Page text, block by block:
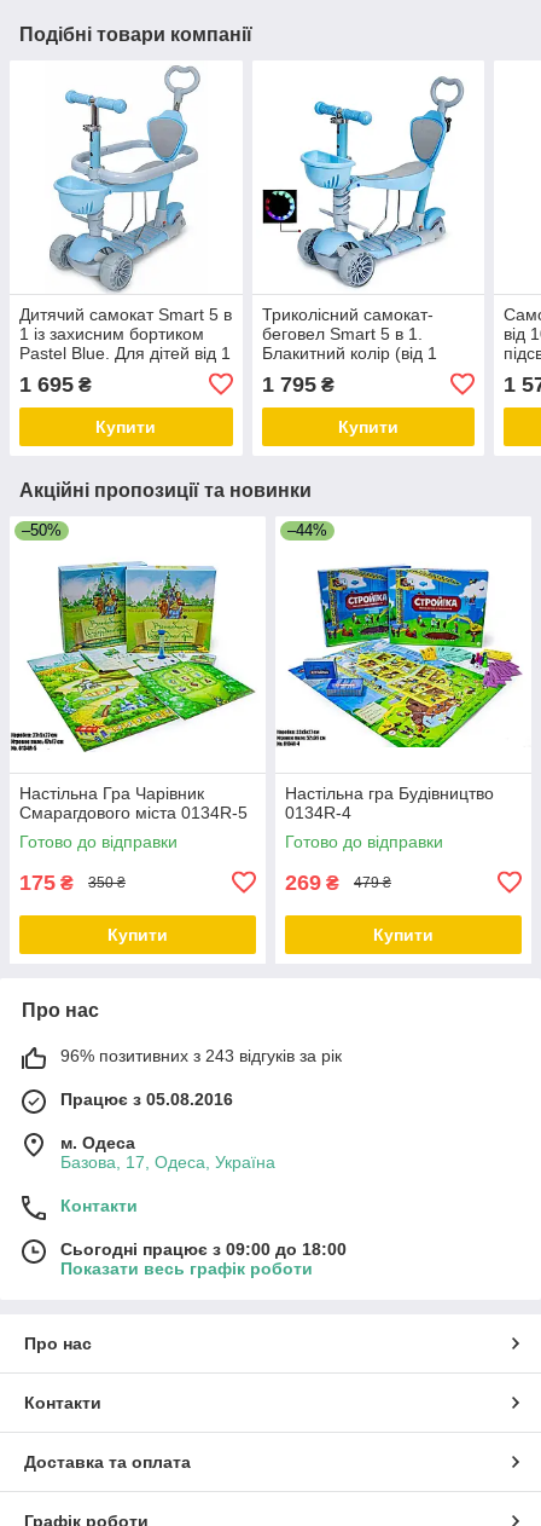
Подібні товари компанії
Дитячий самокат Smart 5 в
1 із захисним бортиком
Pastel Blue. Для дітей від 1
1 695 ₴
Купити
Триколісний самокат-
беговел Smart 5 в 1.
Блакитний колір (від 1
світяться)
1 795₴
Купити
від
1
Акційні пропозиції та новинки
–50%
Настільна Гра Чарівник
Смарагдового міста 0134R-5
Готово до відправки
175 ₴ 350 ₴
Купити
–44%
Настільна гра Будівництво
0134R-4
Готово до відправки
269 ₴ 479 ₴
Купити
Про нас
96% позитивних з 243 відгуків за рік
Працює з 05.08.2016
м. Одеса
Базова, 17, Одеса, Україна
Контакти
Сьогодні працює з 09:00 до 18:00
Показати весь графік роботи
Про нас
Контакти
Доставка та оплата
Графік роботи